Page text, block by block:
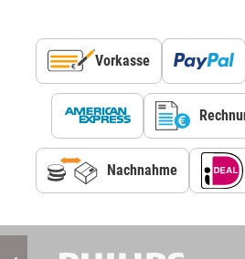
Vorkasse
Nachnahme